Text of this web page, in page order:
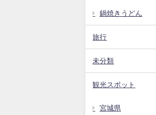
鍋焼きうどん
旅行
未分類
観光スポット
宮城県